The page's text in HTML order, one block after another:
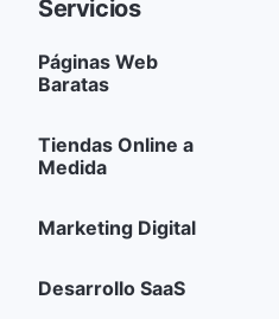
Servicios
Páginas Web
Baratas
Tiendas Online a
Medida
Marketing Digital
Desarrollo SaaS